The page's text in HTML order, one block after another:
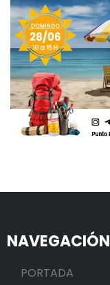
NAVEGACIÓN
PORTADA